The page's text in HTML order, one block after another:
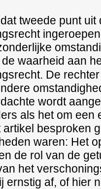
tweede punt
waarheid aan
De
wordt
als het om een
artikel besproken
waren: Het
de rol van de
het
ernstig af, of hier